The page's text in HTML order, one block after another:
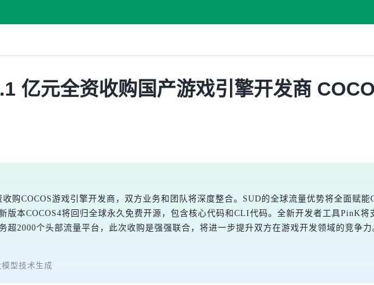
亿元全资收购国产游戏引擎开发商
购COCOS游戏引擎开发商，双方业务和团队将深度整合。SUD的全球流量优势将全面赋能
版本COCOS4将回归全球永久免费开源，包含核心代码和CLI代码。全新开发者工具PinK
超2000个头部流量平台，此次收购是强强联合，将进一步提升双方在游戏开发领域的竞争力
型技术生成